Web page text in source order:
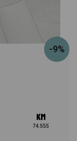
-9%
74.555